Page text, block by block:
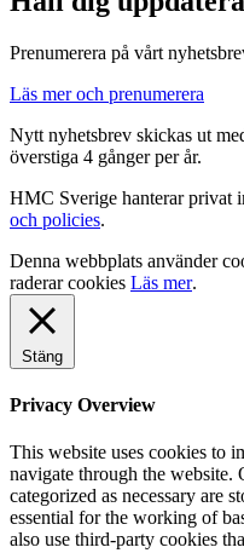
Prenumerera på vårt
Läs mer och prenumerera
Nytt nyhetsbrev skickas ut
överstiga 4 gånger per år.
HMC Sverige hanterar privat
och policies.
Denna webbplats använder
raderar cookies Läs mer.
Stäng
Privacy Overview
This website uses cookies to
navigate through the website.
categorized as necessary are
essential for the working of
also use third-party cookies